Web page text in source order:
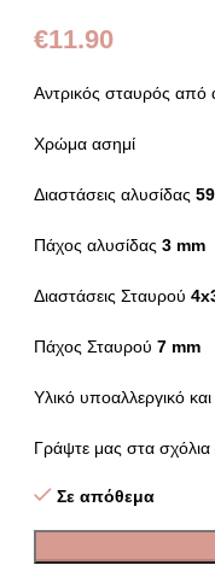
€11.90
Αντρικός σταυρός από
Χρώμα ασημί
Διαστάσεις αλυσίδας 59
Πάχος αλυσίδας 3 mm
Διαστάσεις Σταυρού
Πάχος Σταυρού 7 mm
Υλικό υποαλλεργικό και
Γράψτε μας στα σχόλια
Σε απόθεμα